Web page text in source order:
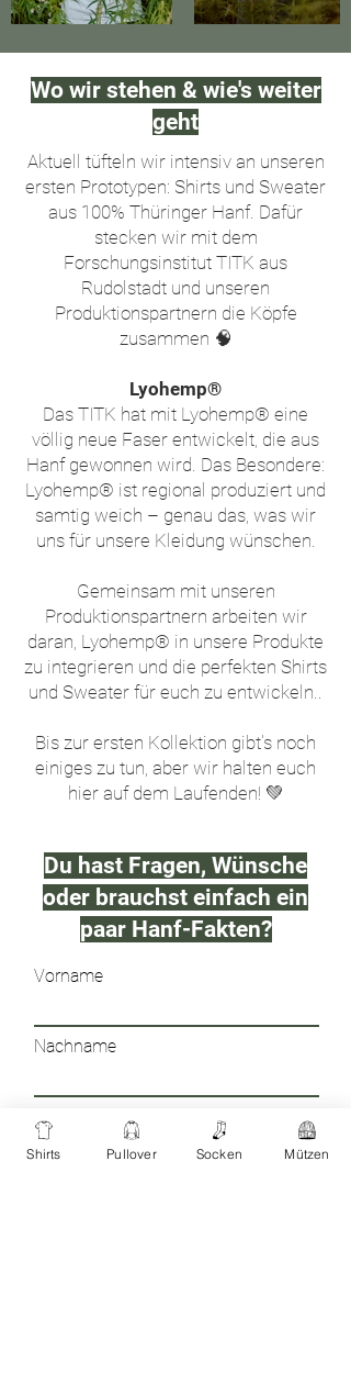
Wo wir stehen & wie's weiter
geht
Aktuell tüfteln wir intensiv an unseren
ersten Prototypen: Shirts und Sweater
aus 100% Thüringer Hanf. Dafür
stecken wir mit dem
Forschungsinstitut TITK aus
Rudolstadt und unseren
Produktionspartnern die Köpfe
zusammen 🧠
Lyohemp®
Das TITK hat mit Lyohemp® eine
völlig neue Faser entwickelt, die aus
Hanf gewonnen wird. Das Besondere:
Lyohemp® ist regional produziert und
samtig weich – genau das, was wir
uns für unsere Kleidung wünschen.
Gemeinsam mit unseren
Produktionspartnern arbeiten wir
daran, Lyohemp® in unsere Produkte
zu integrieren und die perfekten Shirts
und Sweater für euch zu entwickeln..
Bis zur ersten Kollektion gibt's noch
einiges zu tun, aber wir halten euch
hier auf dem Laufenden! 💚
Du hast Fragen, Wünsche
oder brauchst einfach ein
paar Hanf-Fakten?
Vorname
Nachname
E-Mail
Shirts Pullover Socken Mützen